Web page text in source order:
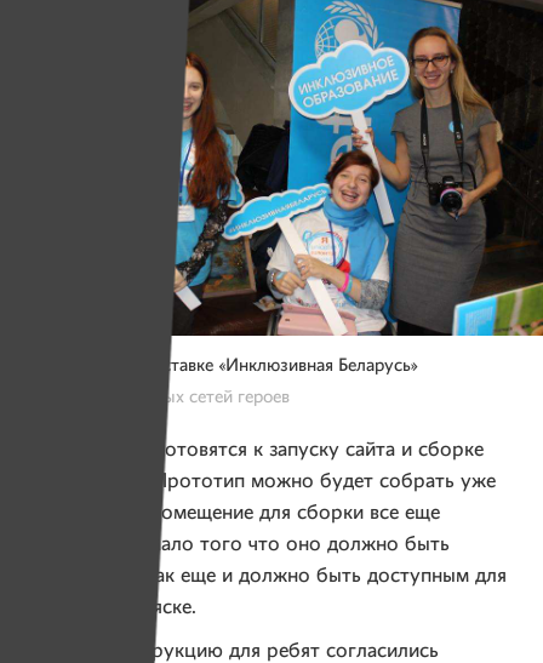
Юля и Лена на выставке «Инклюзивная Беларусь»
Фото из социальных сетей героев
Сейчас ребята готовятся к запуску сайта и сборке
первой кухни. Прототип можно будет собрать уже
в феврале, но помещение для сборки все еще
не найдено — мало того что оно должно быть
просторным, так еще и должно быть доступным для
челвека на коляске.
Сварить конструкцию для ребят согласились